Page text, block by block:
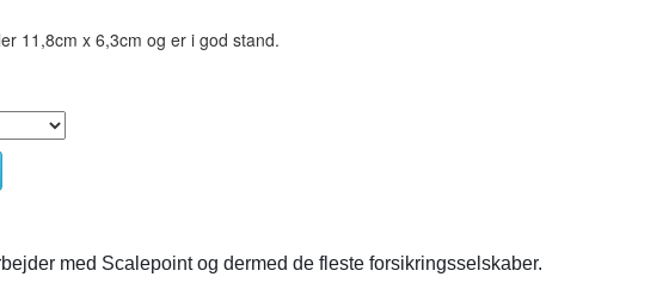
11,8cm x 6,3cm og er i god stand.
med Scalepoint og dermed de fleste forsikringsselskaber.